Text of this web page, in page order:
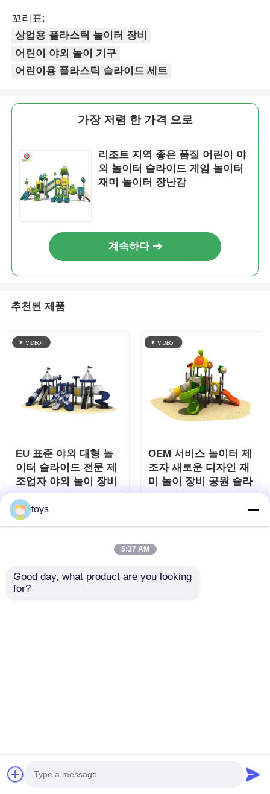
꼬리표:
상업용 플라스틱 놀이터 장비
어린이 야외 놀이 기구
어린이용 플라스틱 슬라이드 세트
가장 저렴 한 가격 으로
리조트 지역 좋은 품질 어린이 야
외 놀이터 슬라이드 게임 놀이터
재미 놀이터 장난감
계속하다
추천된 제품
EU 표준 야외 대형 놀
이터 슬라이드 전문 제
조업자 야외 놀이 장비
어린이 공원 장난감
OEM 서비스 놀이터 제
조자 새로운 디자인 재
미 놀이 장비 공원 슬라
이드 세트 유치원에 적
toys
5:37 AM
Good day, what product are you looking
for?